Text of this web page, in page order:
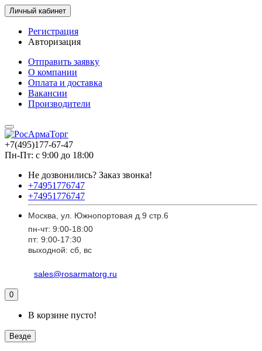
Личный кабинет
Регистрация
Авторизация
Отправить заявку
О компании
Оплата и доставка
Вакансии
Производители
+7(495)177-67-47
Пн-Пт: с 9:00 до 18:00
Не дозвонились? Заказ звонка!
+74951776747
+74951776747
Москва, ул. Южнопортовая д.9 стр.6
пн-чт: 9:00-18:00
пт: 9:00-17:30
выходной: сб, вс
sales@rosarmatorg.ru
0
В корзине пусто!
Везде